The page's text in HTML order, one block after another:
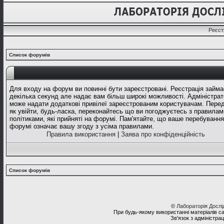
Список форумів
Для входу на форум ви повинні бути зареєстровані. Реєстрація
декілька секунд але надає вам більш широкі можливості.
може надати додаткові привілеї зареєстрованим користувачам.
як увійти, будь-ласка, переконайтесь що ви погоджуєтесь з
політиками, які прийняті на форумі. Пам'ятайте, що ваше
форумі означає вашу згоду з усіма правилами.
Правила використання
Заява про конфіденційність
Список форумів
© Лабораторія
При будь-якому використанні матеріалів
Зв'язок з